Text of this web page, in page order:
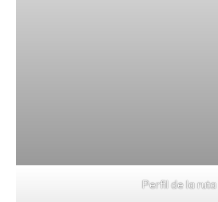
Perfil de la ruta